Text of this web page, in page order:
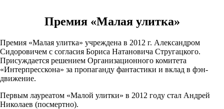
Премия «Малая улитка»
Премия «Малая улитка» учреждена в 2012 г. Александром
Сидоровичем с согласия Бориса Натановича Стругацкого.
Присуждается решением Организационного комитета
«Интерпресскона» за пропаганду фантастики и вклад в фэн-
движение.
Первым лауреатом «Малой улитки» в 2012 году стал Андрей
Николаев (посмертно).